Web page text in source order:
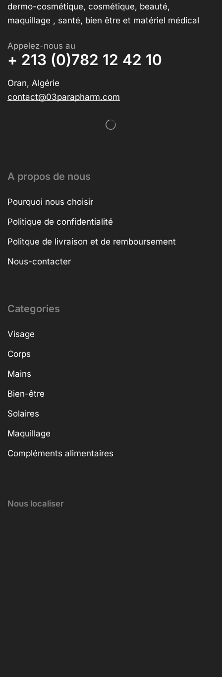
dermo-cosmétique, cosmétique, beauté,
maquillage , santé, bien être et matériel médical
Appelez-nous au
+ 213 (0)782 12 42 10
Oran, Algérie
contact@03parapharm.com
A propos de nous
Pourquoi nous choisir
Politique de confidentialité
Politque de livraison et de remboursement
Nous-contacter
Categories
Visage
Corps
Mains
Bien-être
Solaires
Maquillage
Compléments alimentaires
Nous localiser